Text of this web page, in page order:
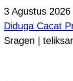
3 Agustus 2026
Diduga Cacat
Sragen |